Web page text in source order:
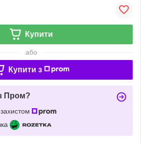
Купити
або
Купити з
Пром?